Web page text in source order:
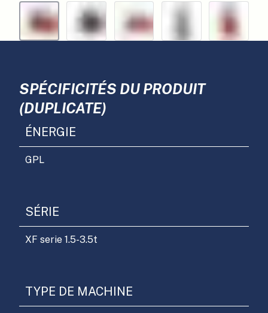
SPÉCIFICITÉS DU PRODUIT
(DUPLICATE)
ÉNERGIE
GPL
SÉRIE
XF serie 1.5-3.5t
TYPE DE MACHINE